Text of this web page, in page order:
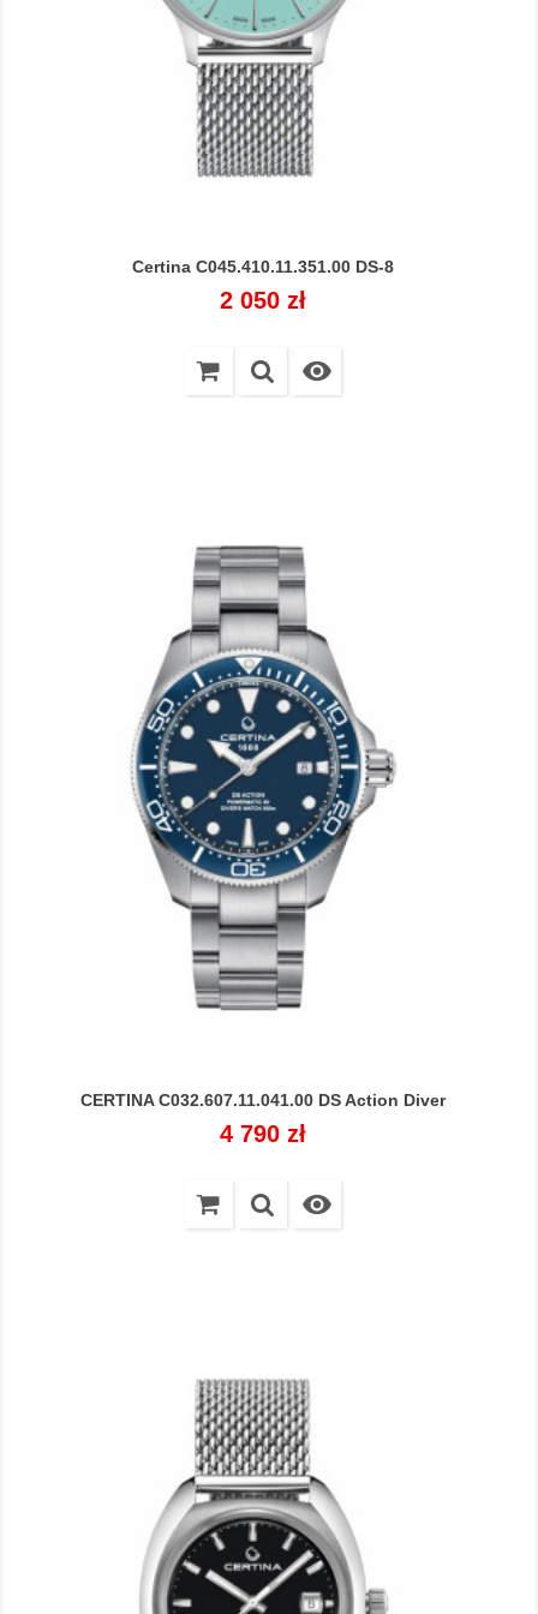
Certina C045.410.11.351.00 DS-8
Cena
2 050 zł

CERTINA C032.607.11.041.00 DS Action Diver
Cena
4 790 zł
